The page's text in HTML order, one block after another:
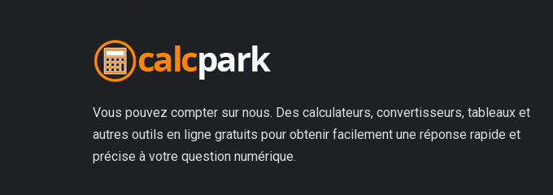
Vous pouvez compter sur nous. Des calculateurs, convertisseurs, tableaux et
autres outils en ligne gratuits pour obtenir facilement une réponse rapide et
précise à votre question numérique.